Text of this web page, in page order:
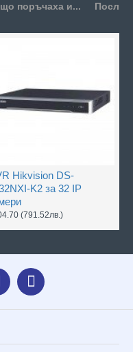
поръчаха и...
Hikvision DS-
K2 за 32 IP
(791.52лв.)